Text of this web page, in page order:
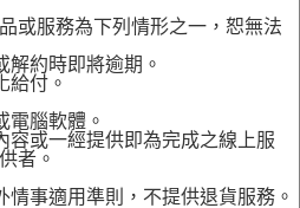
或服務為下列情形之一，恕無法
解約時即將逾期。
給付。
電腦軟體。
容或一經提供即為完成之線上服
者。
事適用準則，不提供退貨服務。